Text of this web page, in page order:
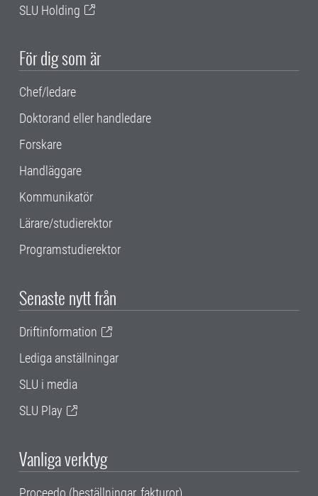
SLU Holding
För dig som är
Chef/ledare
Doktorand eller handledare
Forskare
Handläggare
Kommunikatör
Lärare/studierektor
Programstudierektor
Senaste nytt från
Driftinformation
Lediga anställningar
SLU i media
SLU Play
Vanliga verktyg